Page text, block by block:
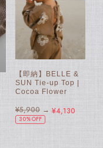
【即納】BELLE &
SUN Tie-up Top |
Cocoa Flower
¥5,900 → ¥4,130
30%OFF